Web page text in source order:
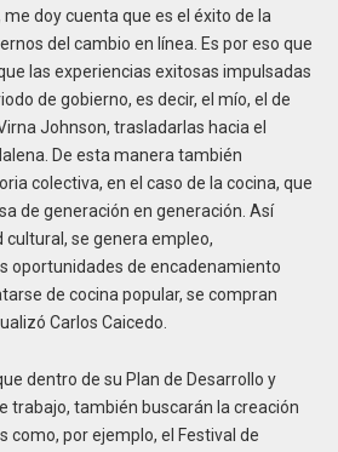
doy cuenta que es el éxito de la
del cambio en línea. Es por eso que
las experiencias exitosas impulsadas
de gobierno, es decir, el mío, el de
Johnson, trasladarlas hacia el
De esta manera también
colectiva, en el caso de la cocina, que
de generación en generación. Así
se genera empleo,
oportunidades de encadenamiento
de cocina popular, se compran
Carlos Caicedo.
dentro de su Plan de Desarrollo y
trabajo, también buscarán la creación
como, por ejemplo, el Festival de